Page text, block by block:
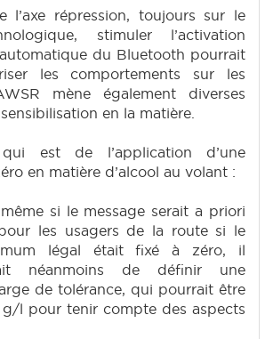
l’axe répression, toujours sur le
stimuler l’activation
du Bluetooth pourrait
les comportements sur les
mène également diverses
en la matière.
est de l’application d’une
en matière d’alcool au volant :
si le message serait a priori
les usagers de la route si le
légal était fixé à zéro, il
néanmoins de définir une
de tolérance, qui pourrait être
l pour tenir compte des aspects